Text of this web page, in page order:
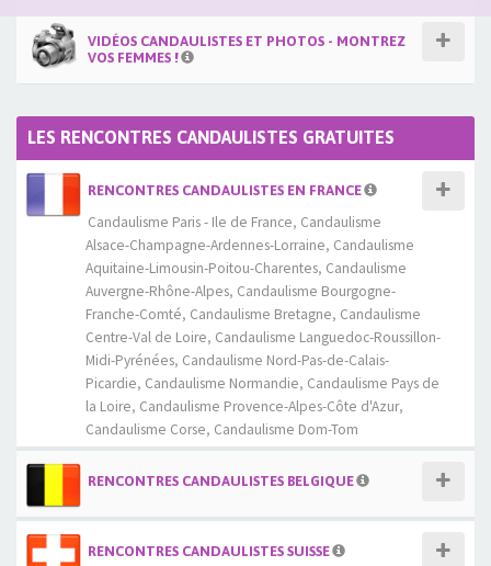
VIDÉOS CANDAULISTES ET PHOTOS - MONTREZ
VOS FEMMES !
LES RENCONTRES CANDAULISTES GRATUITES
RENCONTRES CANDAULISTES EN FRANCE
Candaulisme Paris - Ile de France, Candaulisme
Alsace-Champagne-Ardennes-Lorraine, Candaulisme
Aquitaine-Limousin-Poitou-Charentes, Candaulisme
Auvergne-Rhône-Alpes, Candaulisme Bourgogne-
Franche-Comté, Candaulisme Bretagne, Candaulisme
Centre-Val de Loire, Candaulisme Languedoc-Roussillon-
Midi-Pyrénées, Candaulisme Nord-Pas-de-Calais-
Picardie, Candaulisme Normandie, Candaulisme Pays de
la Loire, Candaulisme Provence-Alpes-Côte d'Azur,
Candaulisme Corse, Candaulisme Dom-Tom
RENCONTRES CANDAULISTES BELGIQUE
RENCONTRES CANDAULISTES SUISSE